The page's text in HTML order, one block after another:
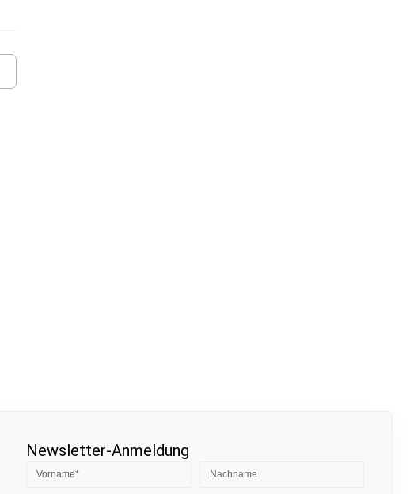
Newsletter-Anmeldung